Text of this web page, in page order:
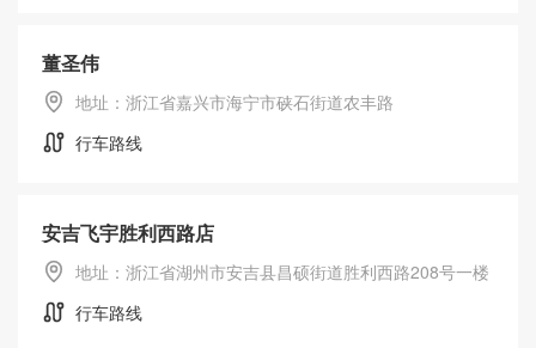
董圣伟
地址：浙江省嘉兴市海宁市硖石街道农丰路
行车路线
安吉飞宇胜利西路店
地址：浙江省湖州市安吉县昌硕街道胜利西路208号一楼
行车路线